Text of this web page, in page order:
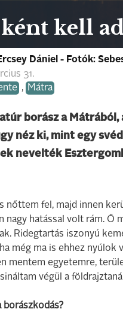
kell
Dániel - Fotók:
31.
, Mátra
borász a
néz ki, mint egy
nevelték
nőttem fel, majd innen
nagy hatással volt rám. Ő
Ridegtartás iszonyú
még ma is ehhez nyúlok
mentem egyetemre,
végül a
borászkodás?